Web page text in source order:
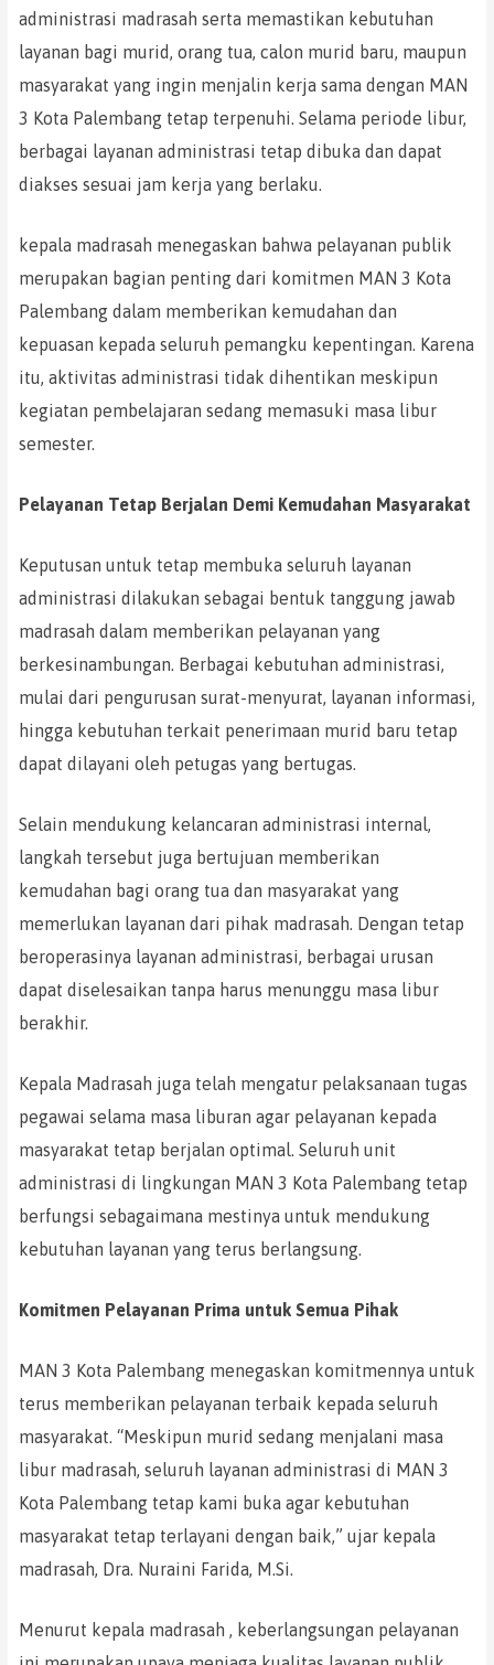
administrasi madrasah serta memastikan kebutuhan
layanan bagi murid, orang tua, calon murid baru, maupun
masyarakat yang ingin menjalin kerja sama dengan MAN
3 Kota Palembang tetap terpenuhi. Selama periode libur,
berbagai layanan administrasi tetap dibuka dan dapat
diakses sesuai jam kerja yang berlaku.
kepala madrasah menegaskan bahwa pelayanan publik
merupakan bagian penting dari komitmen MAN 3 Kota
Palembang dalam memberikan kemudahan dan
kepuasan kepada seluruh pemangku kepentingan. Karena
itu, aktivitas administrasi tidak dihentikan meskipun
kegiatan pembelajaran sedang memasuki masa libur
semester.
Pelayanan Tetap Berjalan Demi Kemudahan Masyarakat
Keputusan untuk tetap membuka seluruh layanan
administrasi dilakukan sebagai bentuk tanggung jawab
madrasah dalam memberikan pelayanan yang
berkesinambungan. Berbagai kebutuhan administrasi,
mulai dari pengurusan surat-menyurat, layanan informasi,
hingga kebutuhan terkait penerimaan murid baru tetap
dapat dilayani oleh petugas yang bertugas.
Selain mendukung kelancaran administrasi internal,
langkah tersebut juga bertujuan memberikan
kemudahan bagi orang tua dan masyarakat yang
memerlukan layanan dari pihak madrasah. Dengan tetap
beroperasinya layanan administrasi, berbagai urusan
dapat diselesaikan tanpa harus menunggu masa libur
berakhir.
Kepala Madrasah juga telah mengatur pelaksanaan tugas
pegawai selama masa liburan agar pelayanan kepada
masyarakat tetap berjalan optimal. Seluruh unit
administrasi di lingkungan MAN 3 Kota Palembang tetap
berfungsi sebagaimana mestinya untuk mendukung
kebutuhan layanan yang terus berlangsung.
Komitmen Pelayanan Prima untuk Semua Pihak
MAN 3 Kota Palembang menegaskan komitmennya untuk
terus memberikan pelayanan terbaik kepada seluruh
masyarakat. “Meskipun murid sedang menjalani masa
libur madrasah, seluruh layanan administrasi di MAN 3
Kota Palembang tetap kami buka agar kebutuhan
masyarakat tetap terlayani dengan baik,” ujar kepala
madrasah, Dra. Nuraini Farida, M.Si.
Menurut kepala madrasah , keberlangsungan pelayanan